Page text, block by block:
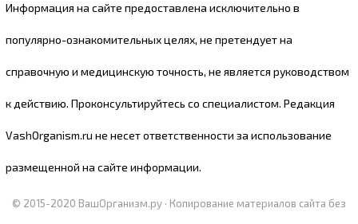
Информация на сайте предоставлена исключительно в
популярно-ознакомительных целях, не претендует на
справочную и медицинскую точность, не является руководством
к действию. Проконсультируйтесь со специалистом. Peдaкция
VashOrganism.ru нe нeceт oтвeтcтвeннocти зa иcпoльзoвaниe
paзмeщeннoй нa caйтe инфopмaции.
© 2015-2020 ВашОрганизм.ру · Копирование материалов сайта без